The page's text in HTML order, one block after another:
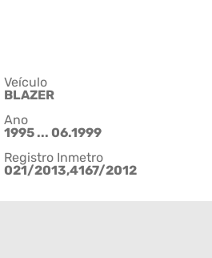
Veículo
BLAZER
Ano
1995 ... 06.1999
Registro Inmetro
021/2013,4167/2012